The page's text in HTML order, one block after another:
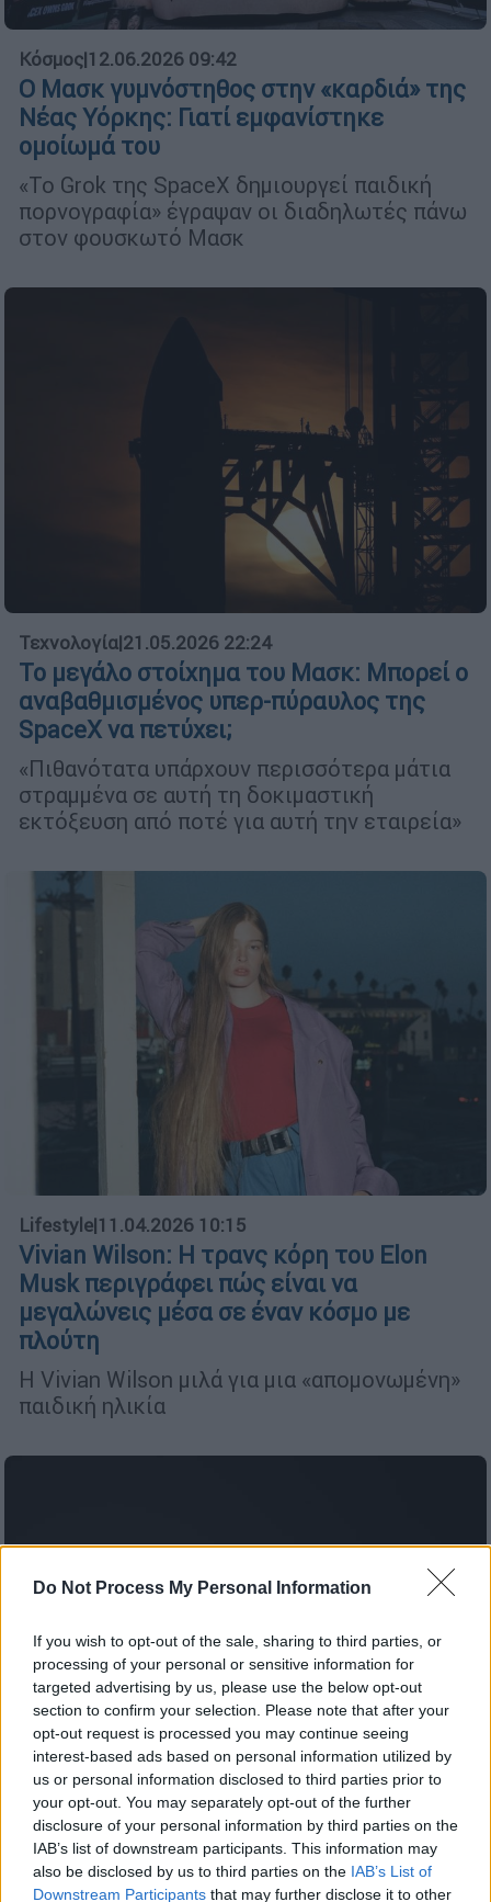
Do Not Process My Personal Information
If you wish to opt-out of the sale, sharing to third parties, or
processing of your personal or sensitive information for
targeted advertising by us, please use the below opt-out
section to confirm your selection. Please note that after your
opt-out request is processed you may continue seeing
interest-based ads based on personal information utilized by
us or personal information disclosed to third parties prior to
your opt-out. You may separately opt-out of the further
disclosure of your personal information by third parties on the
IAB’s list of downstream participants. This information may
also be disclosed by us to third parties on the IAB’s List of
Downstream Participants that may further disclose it to other
Κόσμος|12.06.2026 09:42
Ο Μασκ γυμνόστηθος στην «καρδιά» της
Νέας Υόρκης: Γιατί εμφανίστηκε
ομοίωμά του
«Το Grok της SpaceX δημιουργεί παιδική
πορνογραφία» έγραψαν οι διαδηλωτές πάνω
στον φουσκωτό Μασκ
Τεχνολογία|21.05.2026 22:24
Το μεγάλο στοίχημα του Μασκ: Μπορεί ο
αναβαθμισμένος υπερ-πύραυλος της
SpaceX να πετύχει;
«Πιθανότατα υπάρχουν περισσότερα μάτια
στραμμένα σε αυτή τη δοκιμαστική
εκτόξευση από ποτέ για αυτή την εταιρεία»
Lifestyle|11.04.2026 10:15
Vivian Wilson: H τρανς κόρη του Elon
Musk περιγράφει πώς είναι να
μεγαλώνεις μέσα σε έναν κόσμο με
πλούτη
Η Vivian Wilson μιλά για μια «απομονωμένη»
παιδική ηλικία
Τεχνολογία| 16.02.2026 16:50
Κράσαρε το «Χ»: Χρήστες από όλο τον
κόσμο αναφέρουν προβλήματα